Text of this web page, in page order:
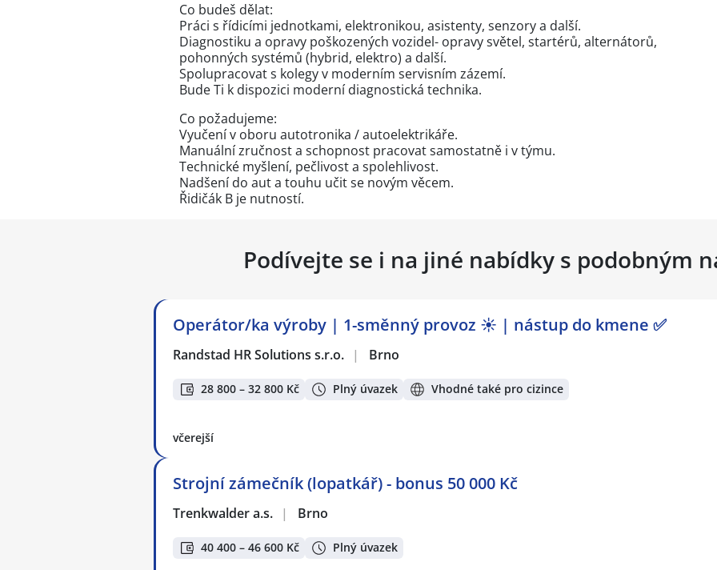
Co budeš dělat:
Práci s řídicími jednotkami, elektronikou, asistenty, senzory a další.
Diagnostiku a opravy poškozených vozidel- opravy světel, startérů, alternátorů,
pohonných systémů (hybrid, elektro) a další.
Spolupracovat s kolegy v moderním servisním zázemí.
Bude Ti k dispozici moderní diagnostická technika.
Co požadujeme:
Vyučení v oboru autotronika / autoelektrikáře.
Manuální zručnost a schopnost pracovat samostatně i v týmu.
Technické myšlení, pečlivost a spolehlivost.
Nadšení do aut a touhu učit se novým věcem.
Řidičák B je nutností.
Podívejte se i na jiné nabídky s podobným
Operátor/ka výroby | 1-směnný provoz ☀️ | nástup do kmene ✅
Randstad HR Solutions s.r.o. | Brno
28 800 – 32 800 Kč Plný úvazek Vhodné také pro cizince
včerejší
Strojní zámečník (lopatkář) - bonus 50 000 Kč
Trenkwalder a.s. | Brno
40 400 – 46 600 Kč Plný úvazek